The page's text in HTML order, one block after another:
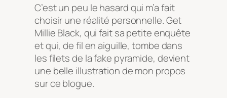
C’est un peu le hasard qui m’a fait
choisir une réalité personnelle. Get
Millie Black, qui fait sa petite enquête
et qui, de fil en aiguille, tombe dans
les filets de la fake pyramide, devient
une belle illustration de mon propos
sur ce blogue.